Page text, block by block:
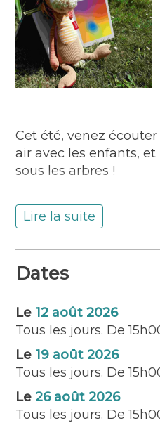
Cet été, venez
air avec les enfants,
sous les arbres !
ou histoires drôles,
livres-jeux à manipuler
y en aura pour tous
âges.
– Les mercredis 8 et 15
également dans le
pour la jeunesse qui a
petits et grands héros
– Les mercredis 5, 12,
Lire la suite
Dates
Le 12 août 2026
Tous les jours. De
Le 19 août 2026
Tous les jours. De
Le26 août 2026
Tous les jours. De